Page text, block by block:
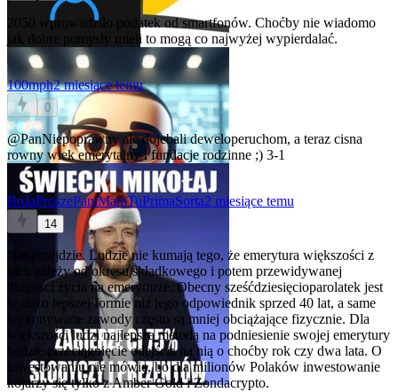
2050 wprowadziło podatek od smartfonów. Choćby nie wiadomo
jak dobre pomysły mieli to mogą co najwyżej wypierdalać.
100mph2 miesiące temu
0
@PanNiepoprawnyale dojebali deweloperuchom, a teraz cisna
rowny wiek emerytalny i fundacje rodzinne ;) 3-1
BoJaProszePaniMamTuPrimaSorta2 miesiące temu
14
Nie przejdzie. Ludzie nie kumają tego, że emerytura większości z
nich zależy od okresu składkowego i potem przewidywanej
długości życia na emeryturze. Obecny sześćdziesięcioparolatek jest
w dużo lepszej formie niż jego odpowiednik sprzed 40 lat, a same
wykonywane zawody często są mniej obciążające fizycznie. Dla
większości ludzi najlepszą metodą na podniesienie swojej emerytury
będzie przeciągnięcie odejścia na nią o choćby rok czy dwa lata. O
inwestowaniu nie mówię, bo dla milionów Polaków inwestowanie
kojarzy się tylko z Amber Gold i Zondacrypto.